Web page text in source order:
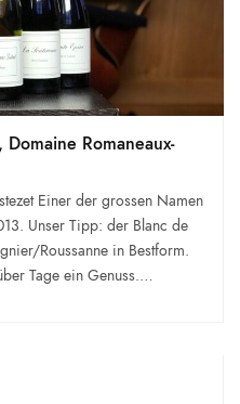
Romaneaux-
Einer der grossen Namen
Unser Tipp: der Blanc de
Roussanne in Bestform.
Tage ein Genuss.…